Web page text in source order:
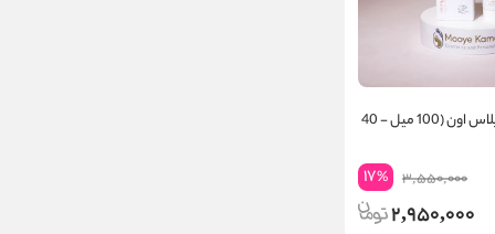
کرم سیکالفیت پلاس اون (100 میل - 40
3,550,000
17%
2,950,000